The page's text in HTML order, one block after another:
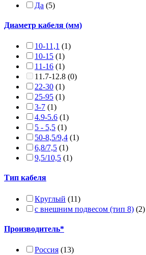
Да (5)
Диаметр кабеля (мм)
10-11,1 (1)
10-15 (1)
11-16 (1)
11.7-12.8 (0)
22-30 (1)
25-95 (1)
3-7 (1)
4.9-5.6 (1)
5 - 5,5 (1)
50-8,5/9,4 (1)
6,8/7,5 (1)
9,5/10,5 (1)
Тип кабеля
Круглый (11)
с внешним подвесом (тип 8) (2)
Производитель*
Россия (13)